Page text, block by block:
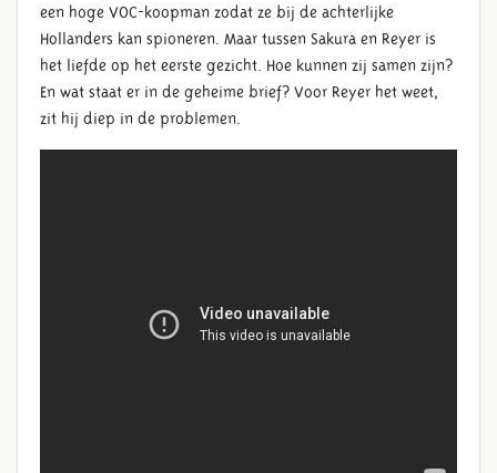
een hoge VOC-koopman zodat ze bij de achterlijke
Hollanders kan spioneren. Maar tussen Sakura en Reyer is
het liefde op het eerste gezicht. Hoe kunnen zij samen zijn?
En wat staat er in de geheime brief? Voor Reyer het weet,
zit hij diep in de problemen.